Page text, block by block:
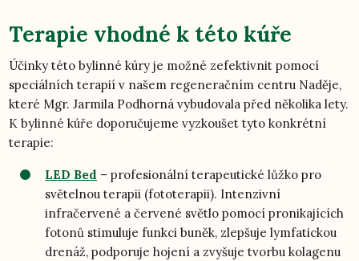
Terapie vhodné k této kúře
Účinky této bylinné kúry je možné zefektivnit pomocí
speciálních terapií v našem regeneračním centru Naděje,
které Mgr. Jarmila Podhorná vybudovala před několika lety.
K bylinné kúře doporučujeme vyzkoušet tyto konkrétní
terapie:
LED Bed – profesionální terapeutické lůžko pro
světelnou terapii (fototerapii). Intenzivní
infračervené a červené světlo pomocí pronikajících
fotonů stimuluje funkci buněk, zlepšuje lymfatickou
drenáž, podporuje hojení a zvyšuje tvorbu kolagenu